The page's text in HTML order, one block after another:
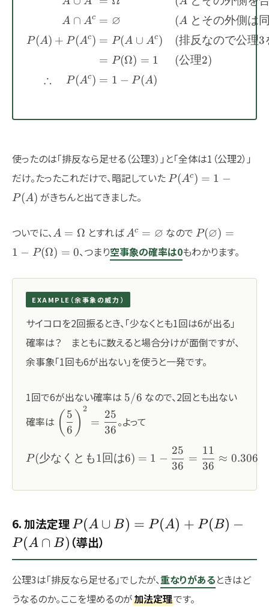
A ∩ Ac
P(A) + P (Ac)
∴ P (Ac)
= ∅
= P(A ∪ Ac)
= P(Ω) = 1
= 1 − P (A)
(A とその外側は
(排反なので公理3
(公理2)
使ったのは「排反なら足せる（公理3）」と「全体は1（公理2）」
だけ。たったこれだけで、暗記していた P(A^c)=1-
P(A)
P(Ac) = 1 −
P(A) がきちんと出てきました。
ついでに、 A=\Omega
A = Ω とすれば A^c=\varnothing
Ac = ∅ なので
P(\Omega)=0
P(∅) =
1 − P(Ω) = 0、つまり空事象の確率は0もわかります。
EXAMPLE（余事象の威力）
サイコロを2回振るとき、「少なくとも1回は6が出る」
確率は？ まともに数えると場合分けが面倒ですが、
余事象「1回も6が出ない」を使うと一発です。
1回で6が出ない確率は 5/6
5/6 なので、2回とも出ない
確率は
\left(\dfrac{5}
{6}\right)^2=\dfrac{25}
{36}
( 6
5 ) 2
=
36
25
。よって
P(\text{少なくとも1回
P(少なくとも1 回は6) = 1 −
36
25
=
36
11
≈ 0.306
6. 加法定理 P(A\cup
B)=P(A)+P(B)-
P(A\cap B)
P (A ∪ B) = P (A) + P(B) −
P (A ∩ B)（導出）
公理3は「排反なら足せる」でしたが、重なりがあるときはど
うなるのか。ここを埋めるのが加法定理です。